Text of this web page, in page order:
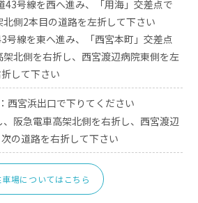
号線を西へ進み、「用海」交差点で
側2本目の道路を左折して下さい
線を東へ進み、「西宮本町」交差点
北側を右折し、西宮渡辺病院東側を左
して下さい
西宮浜出口で下りてください
阪急電車高架北側を右折し、西宮渡辺
の道路を右折して下さい
場についてはこちら